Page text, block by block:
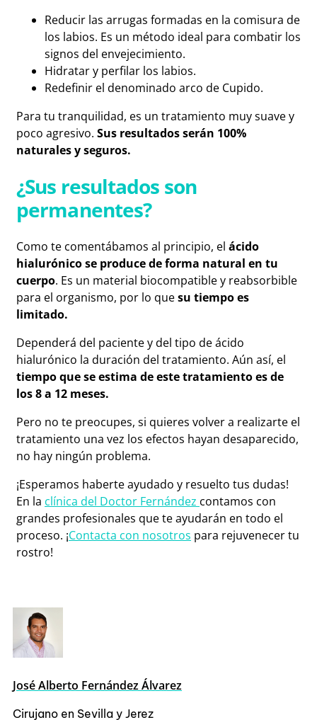
Reducir las arrugas formadas en la comisura de
los labios. Es un método ideal para combatir los
signos del envejecimiento.
Hidratar y perfilar los labios.
Redefinir el denominado arco de Cupido.
Para tu tranquilidad, es un tratamiento muy suave y
poco agresivo. Sus resultados serán 100%
naturales y seguros.
¿Sus resultados son
permanentes?
Como te comentábamos al principio, el ácido
hialurónicose produce de forma natural en tu
cuerpo. Es un material biocompatible y reabsorbible
para el organismo, por lo quesu tiempo es
limitado.
Dependerá del paciente y del tipo de ácido
hialurónico la duración del tratamiento. Aún así, el
tiempo que se estima de este tratamiento es de
los 8 a 12 meses.
Pero no te preocupes, si quieres volver a realizarte el
tratamiento una vez los efectos hayan desaparecido,
no hay ningún problema.
¡Esperamos haberte ayudado y resuelto tus dudas!
En la clínica del Doctor Fernández contamos con
grandes profesionales que te ayudarán en todo el
proceso. ¡Contacta con nosotros para rejuvenecer tu
rostro!
José Alberto Fernández Álvarez
Cirujano en Sevilla y Jerez